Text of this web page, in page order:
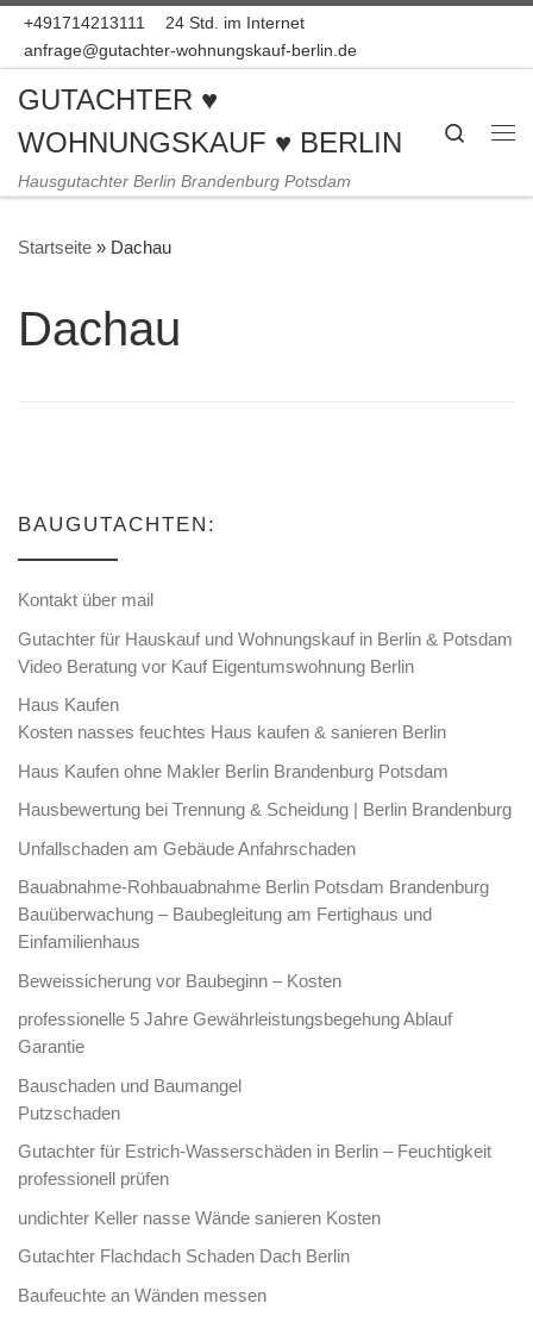
Zum Inhalt springen
+491714213111
24 Std. im Internet
anfrage@gutachter-wohnungskauf-berlin.de
GUTACHTER ♥
WOHNUNGSKAUF ♥ BERLIN
Hausgutachter Berlin Brandenburg Potsdam
Search
Startseite » Dachau
Dachau
BAUGUTACHTEN:
Kontakt über mail
Gutachter für Hauskauf und Wohnungskauf in Berlin & Potsdam
Video Beratung vor Kauf Eigentumswohnung Berlin
Haus Kaufen
Kosten nasses feuchtes Haus kaufen & sanieren Berlin
Haus Kaufen ohne Makler Berlin Brandenburg Potsdam
Hausbewertung bei Trennung & Scheidung | Berlin Brandenburg
Unfallschaden am Gebäude Anfahrschaden
Bauabnahme-Rohbauabnahme Berlin Potsdam Brandenburg
Bauüberwachung – Baubegleitung am Fertighaus und
Einfamilienhaus
Beweissicherung vor Baubeginn – Kosten
professionelle 5 Jahre Gewährleistungsbegehung Ablauf
Garantie
Bauschaden und Baumangel
Putzschaden
Gutachter für Estrich-Wasserschäden in Berlin – Feuchtigkeit
professionell prüfen
undichter Keller nasse Wände sanieren Kosten
Gutachter Flachdach Schaden Dach Berlin
Baufeuchte an Wänden messen